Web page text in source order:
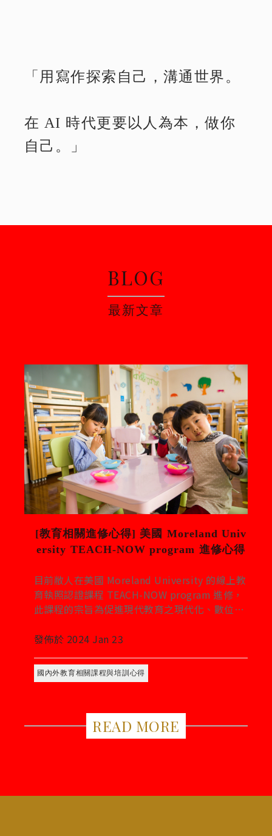
「用寫作探索自己，溝通世界。
在 AI 時代更要以人為本，做你
自己。」
BLOG
最新文章
[教育相關進修心得] 美國 Moreland Univ
ersity TEACH-NOW program 進修心得
目前敝人在美國 Moreland University 的線上教
育執照認證課程 TEACH-NOW program 進修，
此課程的宗旨為促進現代教育之現代化、數位
探索、以 Positive Mind-set （正面心智結構）
自由的探索與扎實的課程結構及規則都是必要
的，兩者不可偏廢，就像是自由的鳥要在寬闊且
發佈於 2024 Jan 23
國內外教育相關課程與培訓心得
READ MORE